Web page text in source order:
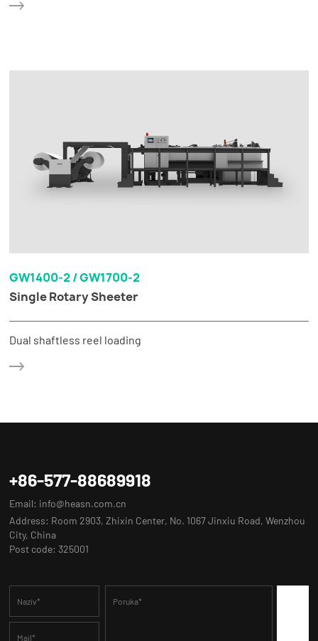
GW1400-2 / GW1700-2
Single Rotary Sheeter
Dual shaftless reel loading
+86-577-88689918
Email: info@heasn.com.cn
Address: Room 2903, Zhixin Center, No. 1067 Jinxiu Road, Wenzhou
City, China
Post code: 325001